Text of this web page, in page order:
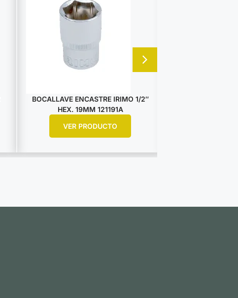
BOCALLAVE ENCASTRE IRIMO 1/2″
HEX. 19MM 121191A
VER PRODUCTO